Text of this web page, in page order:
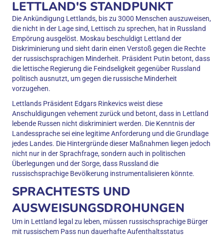
LETTLAND'S STANDPUNKT
Die Ankündigung Lettlands, bis zu 3000 Menschen auszuweisen,
die nicht in der Lage sind, Lettisch zu sprechen, hat in Russland
Empörung ausgelöst. Moskau beschuldigt Lettland der
Diskriminierung und sieht darin einen Verstoß gegen die Rechte
der russischsprachigen Minderheit. Präsident Putin betont, dass
die lettische Regierung die Feindseligkeit gegenüber Russland
politisch ausnutzt, um gegen die russische Minderheit
vorzugehen.
Lettlands Präsident Edgars Rinkevics weist diese
Anschuldigungen vehement zurück und betont, dass in Lettland
lebende Russen nicht diskriminiert werden. Die Kenntnis der
Landessprache sei eine legitime Anforderung und die Grundlage
jedes Landes. Die Hintergründe dieser Maßnahmen liegen jedoch
nicht nur in der Sprachfrage, sondern auch in politischen
Überlegungen und der Sorge, dass Russland die
russischsprachige Bevölkerung instrumentalisieren könnte.
SPRACHTESTS UND
AUSWEISUNGSDROHUNGEN
Um in Lettland legal zu leben, müssen russischsprachige Bürger
mit russischem Pass nun dauerhafte Aufenthaltsstatus